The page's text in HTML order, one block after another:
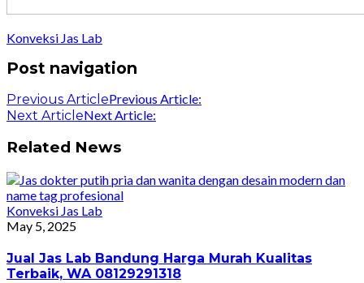
Konveksi Jas Lab
Post navigation
Previous ArticlePrevious Article:
Next ArticleNext Article:
Related News
Konveksi Jas Lab
May 5, 2025
Jual Jas Lab Bandung Harga Murah Kualitas
Terbaik, WA 08129291318